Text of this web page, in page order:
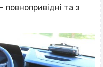
повнопривідні та з